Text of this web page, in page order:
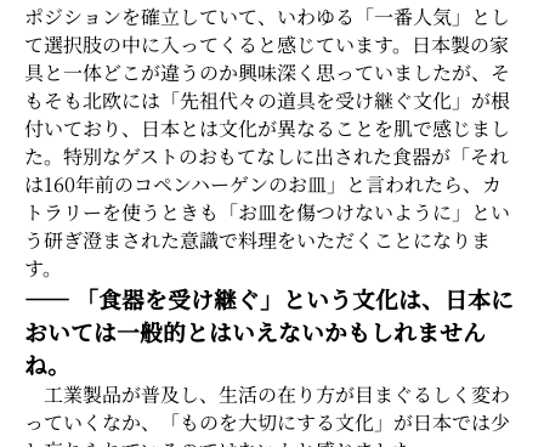
ポジションを確立していて、いわゆる「一番人気」とし
て選択肢の中に入ってくると感じています。日本製の家
具と一体どこが違うのか興味深く思っていましたが、そ
もそも北欧には「先祖代々の道具を受け継ぐ文化」が根
付いており、日本とは文化が異なることを肌で感じまし
た。特別なゲストのおもてなしに出された食器が「それ
は160年前のコペンハーゲンのお皿」と言われたら、カ
トラリーを使うときも「お皿を傷つけないように」とい
う研ぎ澄まされた意識で料理をいただくことになりま
す。
―― 「食器を受け継ぐ」という文化は、日本に
おいては一般的とはいえないかもしれません
ね。
工業製品が普及し、生活の在り方が目まぐるしく変わ
っていくなか、「ものを大切にする文化」が日本では少